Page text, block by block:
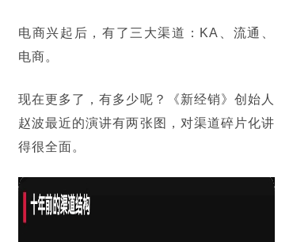
电商兴起后，有了三大渠道：KA、流通、
电商。
现在更多了，有多少呢？《新经销》创始人
赵波最近的演讲有两张图，对渠道碎片化讲
得很全面。